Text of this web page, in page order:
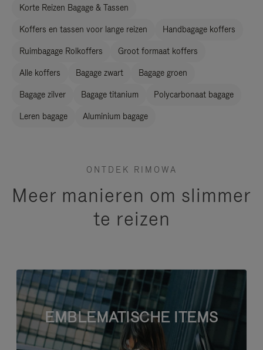
Korte Reizen Bagage & Tassen
Koffers en tassen voor lange reizen Handbagage koffers
Ruimbagage Rolkoffers Groot formaat koffers
Alle koffers Bagage zwart Bagage groen
Bagage zilver Bagage titanium Polycarbonaat bagage
Leren bagage Aluminium bagage
ONTDEK RIMOWA
Meer manieren om slimmer
te reizen
EMBLEMATISCHE ITEMS